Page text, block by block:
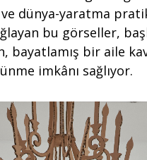
dünya-yaratma
bu görseller,
bayatlamış bir aile
imkânı sağlıyor.